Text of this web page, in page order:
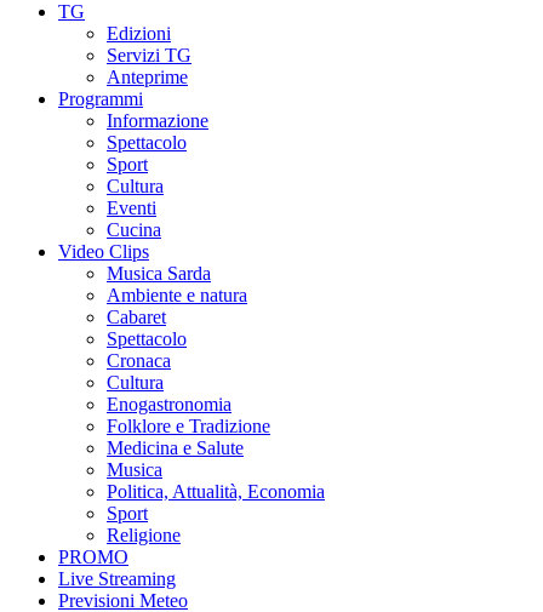
TG
Edizioni
Servizi TG
Anteprime
Programmi
Informazione
Spettacolo
Sport
Cultura
Eventi
Cucina
Video Clips
Musica Sarda
Ambiente e natura
Cabaret
Spettacolo
Cronaca
Cultura
Enogastronomia
Folklore e Tradizione
Medicina e Salute
Musica
Politica, Attualità, Economia
Sport
Religione
PROMO
Live Streaming
Previsioni Meteo